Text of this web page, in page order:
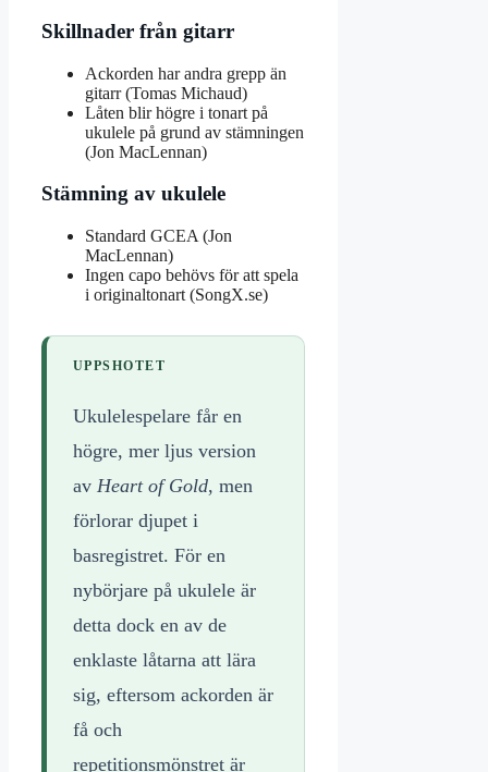
Skillnader från gitarr
Ackorden har andra grepp än
gitarr (Tomas Michaud)
Låten blir högre i tonart på
ukulele på grund av stämningen
(Jon MacLennan)
Stämning av ukulele
Standard GCEA (Jon
MacLennan)
Ingen capo behövs för att spela
i originaltonart (SongX.se)
UPPSHOTET
Ukulelespelare får en
högre, mer ljus version
av Heart of Gold, men
förlorar djupet i
basregistret. För en
nybörjare på ukulele är
detta dock en av de
enklaste låtarna att lära
sig, eftersom ackorden är
få och
repetitionsmönstret är